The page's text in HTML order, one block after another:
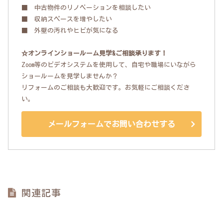
■ 中古物件のリノベーションを相談したい
■ 収納スペースを増やしたい
■ 外壁の汚れやヒビが気になる
☆オンラインショールーム見学&ご相談承ります！
Zoom等のビデオシステムを使用して、自宅や職場にいながら
ショールームを見学しませんか？
リフォームのご相談も大歓迎です。お気軽にご相談くださ
い。
メールフォームでお問い合わせする
関連記事